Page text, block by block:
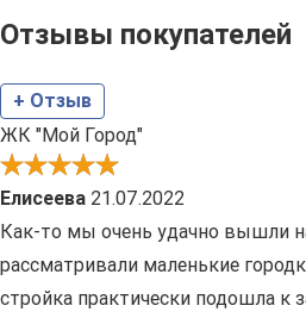
Отзывы покупателей
+ Отзыв
ЖК "Мой Город"
Елисеева 21.07.2022
Как-то мы очень удачно вышли
рассматривали маленькие
стройка практически подошла к